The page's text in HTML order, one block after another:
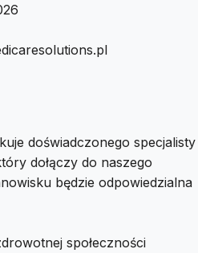
doświadczonego specjalisty
dołączy do naszego
będzie odpowiedzialna
społeczności